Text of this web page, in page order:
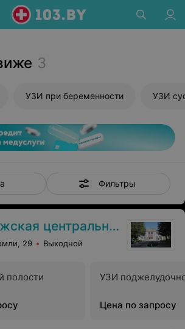
3
УЗИ при беременности УЗИ
Фильтры
районная больница
29 Выходной
полости УЗИ
Цена по запросу